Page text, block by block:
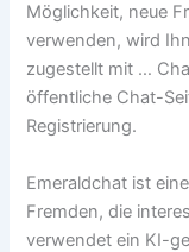
Möglichkeit, neue
verwenden, wird
zugestellt mit …
öffentliche Chat-
Registrierung.
Emeraldchat ist
Fremden, die
verwendet ein KI-